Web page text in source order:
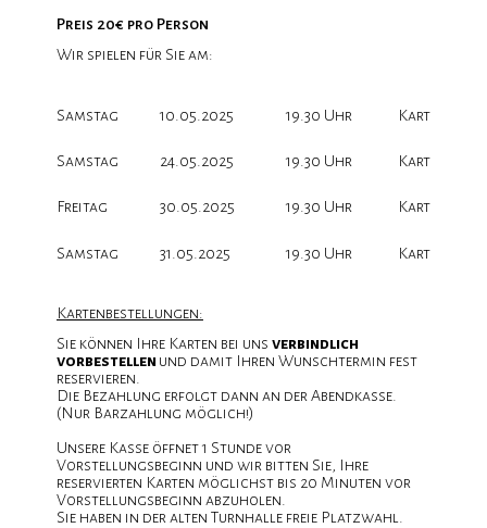
Preis 20€ pro Person
Wir spielen für Sie am:
Samstag 10.05.2025 19.30 Uhr Karten
Samstag 24.05.2025 19.30 Uhr Karten
Freitag 30.05.2025 19.30 Uhr Karten
Samstag 31.05.2025 19.30 Uhr Karten
Kartenbestellungen:
Sie können Ihre Karten bei uns verbindlich
vorbestellenund damit Ihren Wunschtermin fest
reservieren.
Die Bezahlung erfolgt dann an der Abendkasse.
(Nur Barzahlung möglich!)
Unsere Kasse öffnet 1 Stunde vor
Vorstellungsbeginn und wir bitten Sie, Ihre
reservierten Karten möglichst bis 20 Minuten vor
Vorstellungsbeginn abzuholen.
Sie haben in der alten Turnhalle freie Platzwahl.